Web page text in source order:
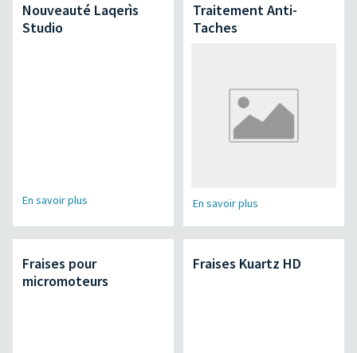
Nouveauté Laqerìs
Studio
En savoir plus
Traitement Anti-
Taches
En savoir plus
Fraises pour
micromoteurs
Fraises Kuartz HD